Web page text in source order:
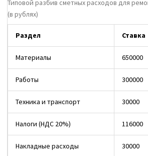
Типовой разбив сметных расходов для
(в рублях)
Раздел Ставка
Материалы 650000
Работы 300000
Техника и транспорт 30000
Налоги (НДС 20%) 116000
Накладные расходы 30000